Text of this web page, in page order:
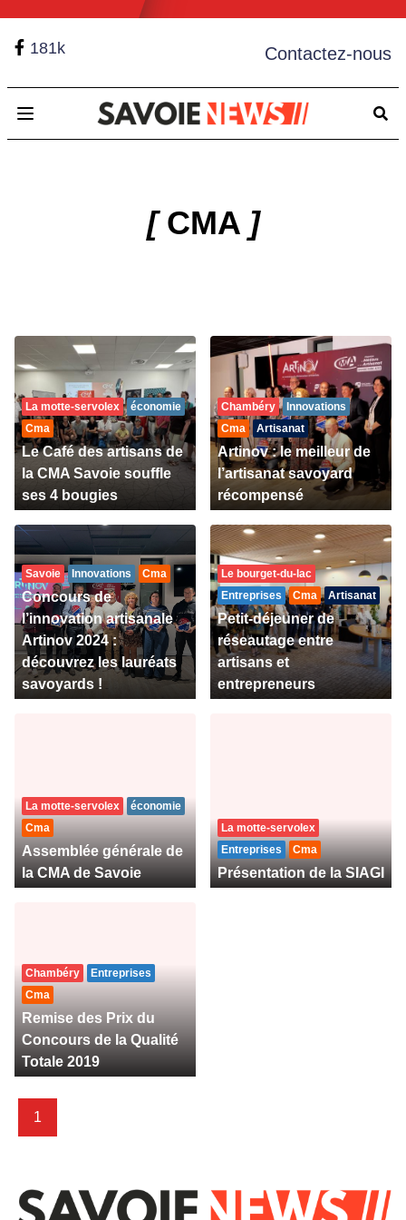
181k Contactez-nous
Open main menu
[CMA ]
La motte-servolex
économie
Cma
Le Café des artisans de
la CMA Savoie souffle
ses 4 bougies
Chambéry
Innovations
Cma
Artisanat
Artinov : le meilleur de
l’artisanat savoyard
récompensé
Savoie Innovations Cma
Concours de
l’innovation artisanale
Artinov 2024 :
découvrez les lauréats
savoyards !
Le bourget-du-lac
Entreprises
Cma Artisanat
Petit-déjeuner de
réseautage entre
artisans et
entrepreneurs
La motte-servolex
économie
Cma
Assemblée générale de
la CMA de Savoie
La motte-servolex
Entreprises
Cma
Présentation de la SIAGI
Chambéry
Entreprises
Cma
Remise des Prix du
Concours de la Qualité
Totale 2019
1